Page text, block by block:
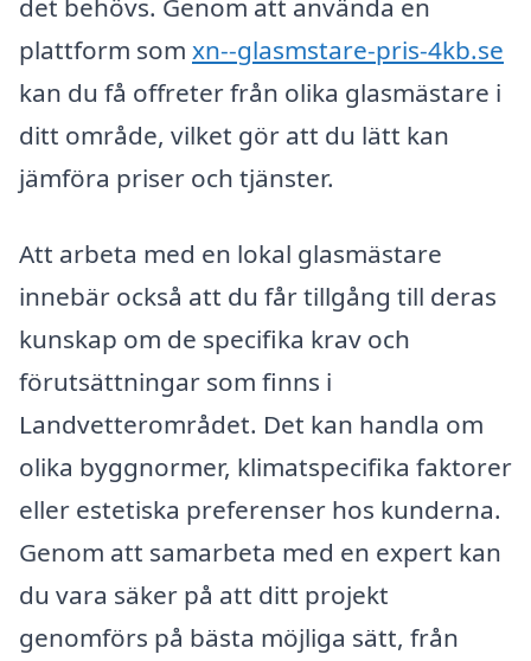
det behövs. Genom att använda en
plattform som xn--glasmstare-pris-4kb.se
kan du få offreter från olika glasmästare i
ditt område, vilket gör att du lätt kan
jämföra priser och tjänster.
Att arbeta med en lokal glasmästare
innebär också att du får tillgång till deras
kunskap om de specifika krav och
förutsättningar som finns i
Landvetterområdet. Det kan handla om
olika byggnormer, klimatspecifika faktorer
eller estetiska preferenser hos kunderna.
Genom att samarbeta med en expert kan
du vara säker på att ditt projekt
genomförs på bästa möjliga sätt, från